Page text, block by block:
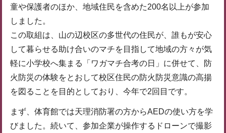
童や保護者のほか、地域住民を含めた200名以上が参加
しました。
この取組は、山の辺校区の多世代の住民が、誰もが安心
して暮らせる助け合いのマチを目指して地域の方々が気
軽に小学校へ集まる「ワガマチ合考の日」に併せて、防
火防災の体験をとおして校区住民の防火防災意識の高揚
を図ることを目的としており、今年で2回目です。
まず、体育館では天理消防署の方からAEDの使い方を学
びました。続いて、参加企業が操作するドローンで撮影